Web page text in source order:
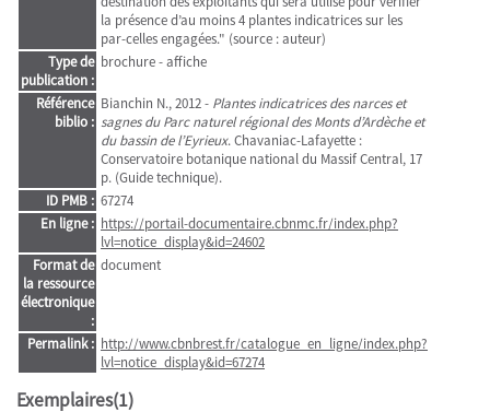
la présence d’au moins 4 plantes indicatrices sur les
par-celles engagées." (source : auteur)
Type de
publication :
brochure - affiche
Référence
biblio :
Bianchin N., 2012 - Plantes indicatrices des narces et
sagnes du Parc naturel régional des Monts d’Ardèche et
du bassin de l’Eyrieux. Chavaniac-Lafayette :
Conservatoire botanique national du Massif Central, 17
p. (Guide technique).
ID PMB : 67274
En ligne : https://portail-documentaire.cbnmc.fr/index.php?
lvl=notice_display&id=24602
Format de
la ressource
électronique
:
document
Permalink : http://www.cbnbrest.fr/catalogue_en_ligne/index.php?
lvl=notice_display&id=67274
Exemplaires(1)